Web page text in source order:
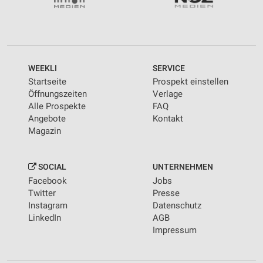
WEEKLI
Startseite
Öffnungszeiten
Alle Prospekte
Angebote
Magazin
SERVICE
Prospekt einstellen
Verlage
FAQ
Kontakt
SOCIAL
Facebook
Twitter
Instagram
LinkedIn
UNTERNEHMEN
Jobs
Presse
Datenschutz
AGB
Impressum
personalisierter Werbung
personalisierter Inhalte
Messung der Werbeleistung
Messung der Performance von Inhalten
Quellen
Entwicklung und Verbesserung der Angebote
Verwendung reduzierter Daten zur Auswahl von
Inhalten